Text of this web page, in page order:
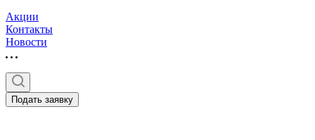
Акции
Контакты
Новости
Подать заявку